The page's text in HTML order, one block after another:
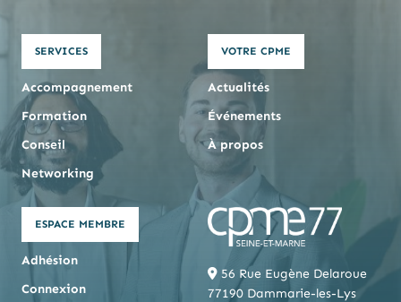
SERVICES
Accompagnement
Formation
Conseil
Networking
VOTRE CPME
Actualités
Événements
À propos
ESPACE MEMBRE
Adhésion
Connexion
56 Rue Eugène Delaroue
77190 Dammarie-les-Lys